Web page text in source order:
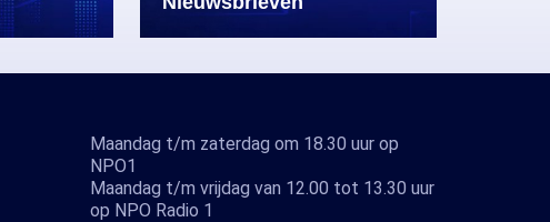
Maandag t/m zaterdag om 18.30 uur op
NPO1
Maandag t/m vrijdag van 12.00 tot 13.30 uur
op NPO Radio 1